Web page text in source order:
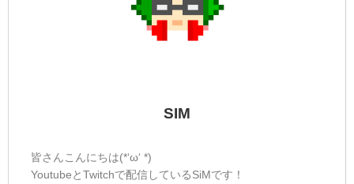
SIM
皆さんこんにちは(*‘ω‘ *)
YoutubeとTwitchで配信しているSiMです！